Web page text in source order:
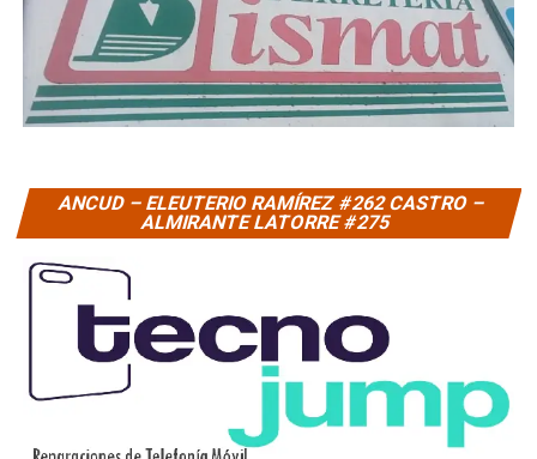
ANCUD – ELEUTERIO RAMÍREZ #262 CASTRO –
ALMIRANTE LATORRE #275